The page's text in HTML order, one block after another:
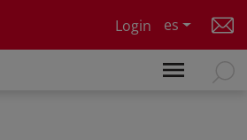
Login
es